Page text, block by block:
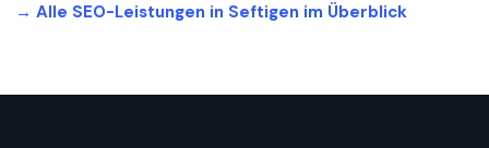
→ Alle SEO-Leistungen in Seftigen im Überblick